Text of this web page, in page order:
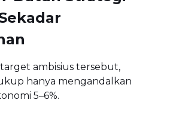
ambisius tersebut,
hanya mengandalkan
5–6%.